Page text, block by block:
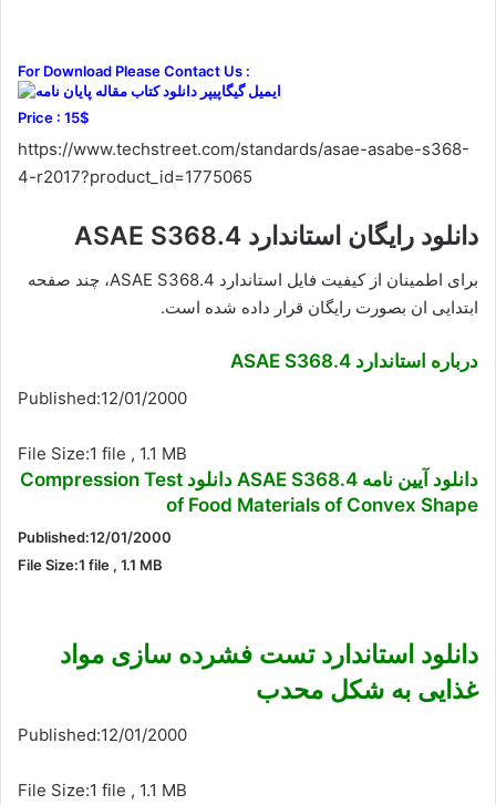
For Download Please Contact Us :
Price : 15$
https://www.techstreet.com/standards/asae-asabe-s368-
4-r2017?product_id=1775065
دانلود رایگان استاندارد ASAE S368.4
برای اطمینان از کیفیت فایل استاندارد ASAE S368.4، چند صفحه
ابتدایی ان بصورت رایگان قرار داده شده است.
درباره استاندارد ASAE S368.4
Published:12/01/2000
File Size:1 file , 1.1 MB
دانلود آیین نامه ASAE S368.4 دانلود Compression Test
of Food Materials of Convex Shape
Published:12/01/2000
File Size:1 file , 1.1 MB
دانلود استاندارد تست فشرده سازی مواد
غذایی به شکل محدب
Published:12/01/2000
File Size:1 file , 1.1 MB